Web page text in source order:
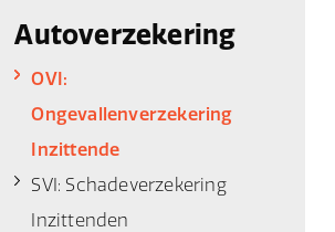
Autoverzekering
OVI:
Ongevallenverzekering
Inzittende
SVI: Schadeverzekering
Inzittenden